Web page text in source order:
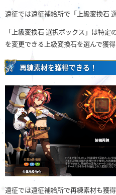
遠征では遠征補給所で「上級変換石
「上級変換石 選択ボックス」は特
を変更できる上級変換石を選んで獲
再練素材を獲得できる！
遠征では遠征補給所で再練素材も獲